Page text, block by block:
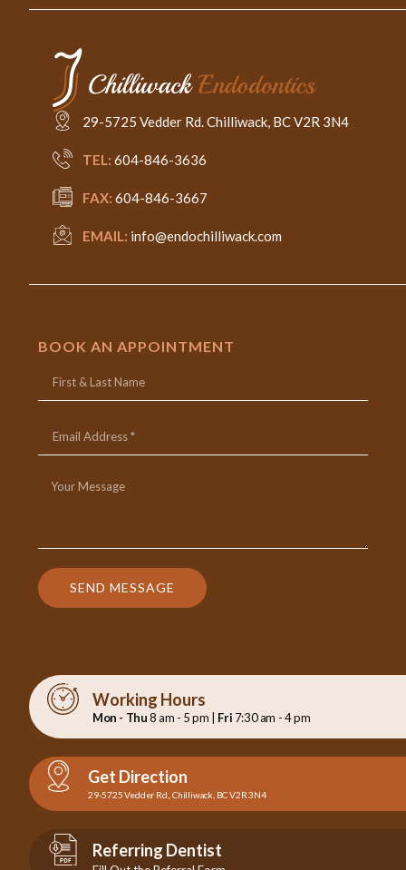
29-5725 Vedder Rd. Chilliwack, BC V2R 3N4
TEL: 604-846-3636
FAX: 604-846-3667
EMAIL: info@endochilliwack.com
BOOK AN APPOINTMENT
SEND MESSAGE
Working Hours
Mon - Thu8 am - 5 pm | Fri 7:30 am - 4 pm
Get Direction
29-5725 Vedder Rd., Chilliwack, BC V2R 3N4
Referring Dentist